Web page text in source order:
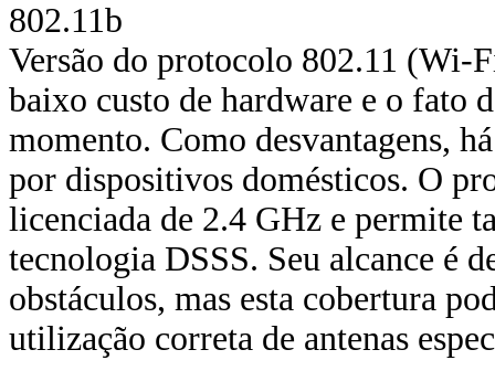
802.11b
Versão do protocolo 802.11 (Wi-
baixo custo de hardware e o fato
momento. Como desvantagens,
por dispositivos domésticos. O
licenciada de 2.4 GHz e permite
tecnologia DSSS. Seu alcance é
obstáculos, mas esta cobertura
utilização correta de antenas